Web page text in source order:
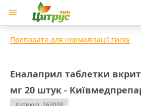
Препарати для нормалізації тиску
Еналаприл таблетки
мг 20 штук -